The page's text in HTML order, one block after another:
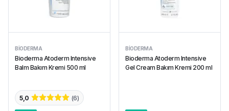
BIODERMA
Bioderma Atoderm Intensive
Balm Bakım Kremi 500 ml
5,0 (6)
BIODERMA
Bioderma Atoderm Intensive
Gel Cream Bakım Kremi 200 ml